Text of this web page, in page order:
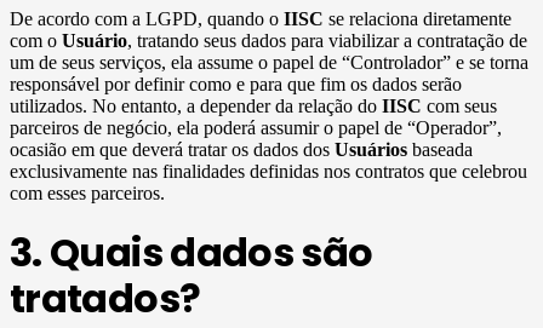
De acordo com a LGPD, quando o IISC se relaciona diretamente
com o Usuário, tratando seus dados para viabilizar a contratação de
um de seus serviços, ela assume o papel de “Controlador” e se torna
responsável por definir como e para que fim os dados serão
utilizados. No entanto, a depender da relação do IISC com seus
parceiros de negócio, ela poderá assumir o papel de “Operador”,
ocasião em que deverá tratar os dados dos Usuários baseada
exclusivamente nas finalidades definidas nos contratos que celebrou
com esses parceiros.
3. Quais dados são
tratados?